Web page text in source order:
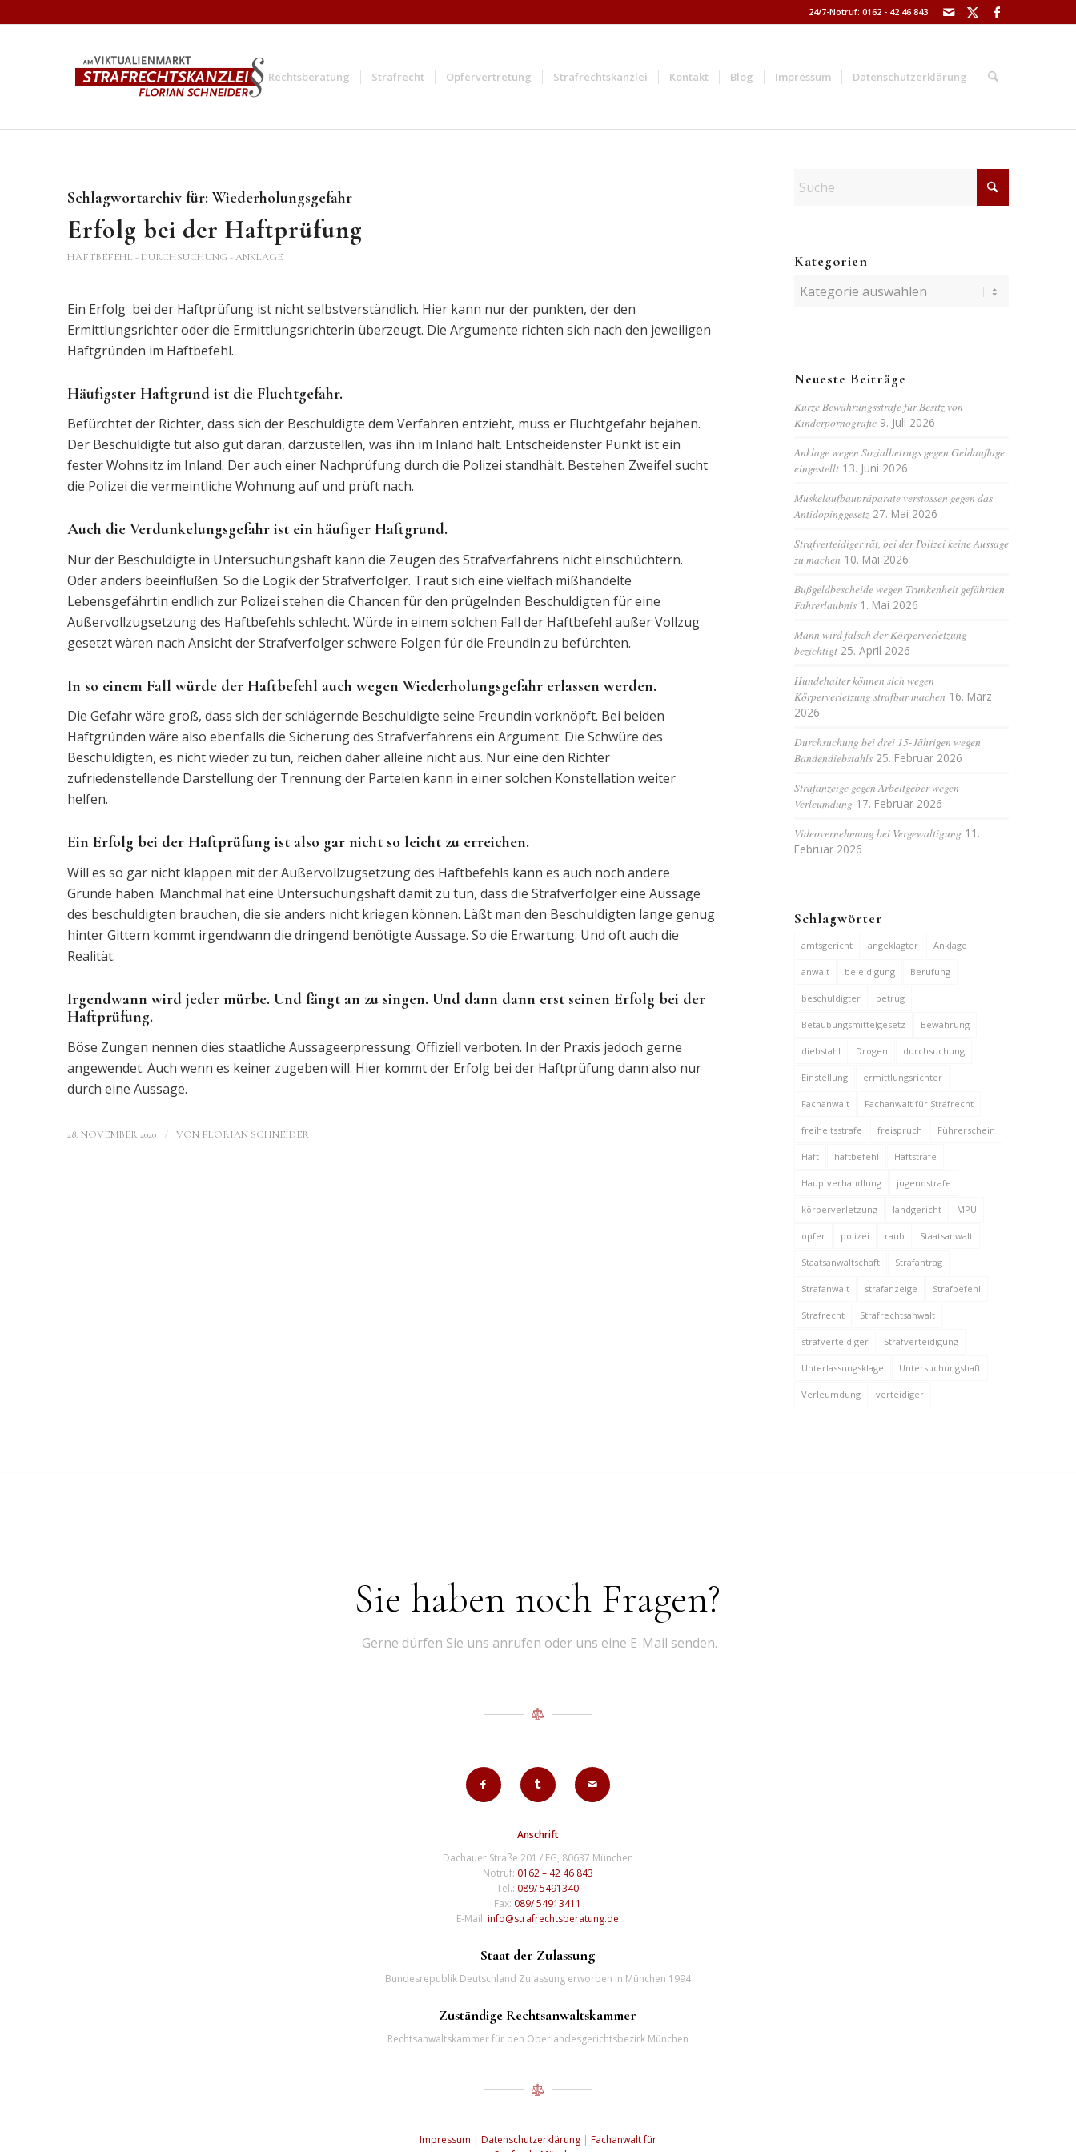
24/7-Notruf: 0162 - 42 46 843
Rechtsberatung Strafrecht Opfervertretung Strafrechtskanzlei Kontakt Blog Impressum Datenschutzerklärung
Schlagwortarchiv für:Wiederholungsgefahr
Erfolg bei der Haftprüfung
HAFTBEFEHL - DURCHSUCHUNG - ANKLAGE
Ein Erfolg bei der Haftprüfung ist nicht selbstverständlich. Hier kann nur der punkten, der den
Ermittlungsrichter oder die Ermittlungsrichterin überzeugt. Die Argumente richten sich nach den jeweiligen
Haftgründen im Haftbefehl.
Häufigster Haftgrund ist die Fluchtgefahr.
Befürchtet der Richter, dass sich der Beschuldigte dem Verfahren entzieht, muss er Fluchtgefahr bejahen.
Der Beschuldigte tut also gut daran, darzustellen, was ihn im Inland hält. Entscheidenster Punkt ist ein
fester Wohnsitz im Inland. Der auch einer Nachprüfung durch die Polizei standhält. Bestehen Zweifel sucht
die Polizei die vermeintliche Wohnung auf und prüft nach.
Auch die Verdunkelungsgefahr ist ein häufiger Haftgrund.
Nur der Beschuldigte in Untersuchungshaft kann die Zeugen des Strafverfahrens nicht einschüchtern.
Oder anders beeinflußen. So die Logik der Strafverfolger. Traut sich eine vielfach mißhandelte
Lebensgefährtin endlich zur Polizei stehen die Chancen für den prügelnden Beschuldigten für eine
Außervollzugsetzung des Haftbefehls schlecht. Würde in einem solchen Fall der Haftbefehl außer Vollzug
gesetzt wären nach Ansicht der Strafverfolger schwere Folgen für die Freundin zu befürchten.
In so einem Fall würde der Haftbefehl auch wegen Wiederholungsgefahr erlassen werden.
Die Gefahr wäre groß, dass sich der schlägernde Beschuldigte seine Freundin vorknöpft. Bei beiden
Haftgründen wäre also ebenfalls die Sicherung des Strafverfahrens ein Argument. Die Schwüre des
Beschuldigten, es nicht wieder zu tun, reichen daher alleine nicht aus. Nur eine den Richter
zufriedenstellende Darstellung der Trennung der Parteien kann in einer solchen Konstellation weiter
helfen.
Ein Erfolg bei der Haftprüfung ist also gar nicht so leicht zu erreichen.
Will es so gar nicht klappen mit der Außervollzugsetzung des Haftbefehls kann es auch noch andere
Gründe haben. Manchmal hat eine Untersuchungshaft damit zu tun, dass die Strafverfolger eine Aussage
des beschuldigten brauchen, die sie anders nicht kriegen können. Läßt man den Beschuldigten lange genug
hinter Gittern kommt irgendwann die dringend benötigte Aussage. So die Erwartung. Und oft auch die
Realität.
Irgendwann wird jeder mürbe. Und fängt an zu singen. Und dann dann erst seinen Erfolg bei der
Haftprüfung.
Böse Zungen nennen dies staatliche Aussageerpressung. Offiziell verboten. In der Praxis jedoch gerne
angewendet. Auch wenn es keiner zugeben will. Hier kommt der Erfolg bei der Haftprüfung dann also nur
durch eine Aussage.
28. NOVEMBER 2020 / VON FLORIAN SCHNEIDER
Kategorien
Kategorien
Neueste Beiträge
Kurze Bewährungsstrafe für Besitz von
Kinderpornografie 9. Juli 2026
Anklage wegen Sozialbetrugs gegen Geldauflage
eingestellt 13. Juni 2026
Muskelaufbaupräparate verstossen gegen das
Antidopinggesetz 27. Mai 2026
Strafverteidiger rät, bei der Polizei keine Aussage
zu machen 10. Mai 2026
Bußgeldbescheide wegen Trunkenheit gefährden
Fahrerlaubnis 1. Mai 2026
Mann wird falsch der Körperverletzung
bezichtigt 25. April 2026
Hundehalter können sich wegen
Körperverletzung strafbar machen 16. März
2026
Durchsuchung bei drei 15-Jährigen wegen
Bandendiebstahls 25. Februar 2026
Strafanzeige gegen Arbeitgeber wegen
Verleumdung 17. Februar 2026
Videovernehmung bei Vergewaltigung 11.
Februar 2026
Schlagwörter
amtsgericht angeklagter Anklage
anwalt beleidigung Berufung
beschuldigter betrug
Betäubungsmittelgesetz Bewährung
diebstahl Drogen durchsuchung
Einstellung ermittlungsrichter
Fachanwalt Fachanwalt für Strafrecht
freiheitsstrafe freispruch Führerschein
Haft haftbefehl Haftstrafe
Hauptverhandlung jugendstrafe
körperverletzung landgericht MPU
opfer polizei raub Staatsanwalt
Staatsanwaltschaft Strafantrag
Strafanwalt strafanzeige Strafbefehl
Strafrecht Strafrechtsanwalt
strafverteidiger Strafverteidigung
Unterlassungsklage Untersuchungshaft
Verleumdung verteidiger
Sie haben noch Fragen?
Gerne dürfen Sie uns anrufen oder uns eine E-Mail senden.
Anschrift
Dachauer Straße 201 / EG, 80637 München
Notruf: 0162 – 42 46 843
Tel.: 089/ 5491340
Fax: 089/ 54913411
E-Mail:info@strafrechtsberatung.de
Staat der Zulassung
Bundesrepublik Deutschland Zulassung erworben in München 1994
Zuständige Rechtsanwaltskammer
Rechtsanwaltskammer für den Oberlandesgerichtsbezirk München
Impressum | Datenschutzerklärung| Fachanwalt für